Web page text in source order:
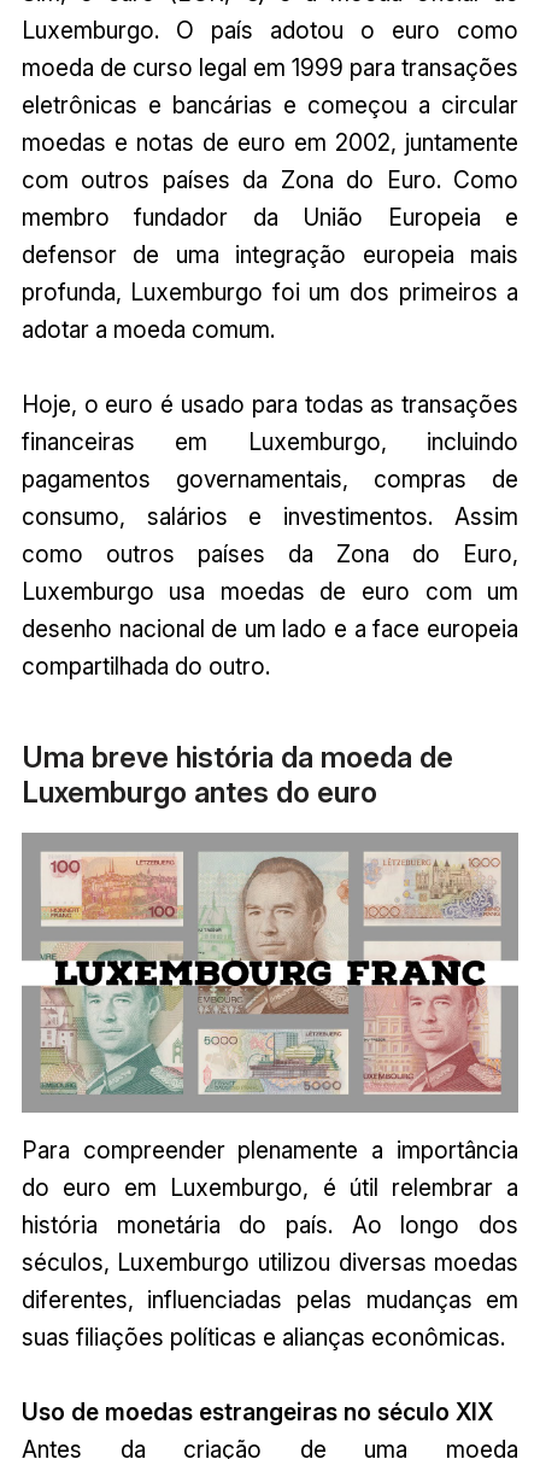
Luxemburgo. O país adotou o euro como
moeda de curso legal em 1999 para transações
eletrônicas e bancárias e começou a circular
moedas e notas de euro em 2002, juntamente
com outros países da Zona do Euro. Como
membro fundador da União Europeia e
defensor de uma integração europeia mais
profunda, Luxemburgo foi um dos primeiros a
adotar a moeda comum.
Hoje, o euro é usado para todas as transações
financeiras em Luxemburgo, incluindo
pagamentos governamentais, compras de
consumo, salários e investimentos. Assim
como outros países da Zona do Euro,
Luxemburgo usa moedas de euro com um
desenho nacional de um lado e a face europeia
compartilhada do outro.
Uma breve história da moeda de
Luxemburgo antes do euro
Para compreender plenamente a importância
do euro em Luxemburgo, é útil relembrar a
história monetária do país. Ao longo dos
séculos, Luxemburgo utilizou diversas moedas
diferentes, influenciadas pelas mudanças em
suas filiações políticas e alianças econômicas.
Uso de moedas estrangeiras no século XIX
Antes da criação de uma moeda